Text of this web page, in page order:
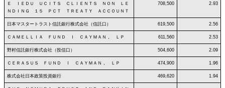
Ｅ ＩＥＤＵ ＵＣＩＴＳ ＣＬＩＥＮＴＳ ＮＯＮ ＬＥ
ＮＤＩＮＧ １５ ＰＣＴ ＴＲＥＡＴＹ ＡＣＣＯＵＮＴ
708,500 2.93
日本マスタートラスト信託銀行株式会社（信託口） 619,500 2.56
ＣＡＭＥＬＬＩＡ ＦＵＮＤ Ｉ ＣＡＹＭＡＮ， ＬＰ 611,560 2.53
野村信託銀行株式会社（投信口） 504,600 2.09
ＣＥＲＡＳＵＳ ＦＵＮＤ Ⅰ ＣＡＹＭＡＮ， ＬＰ 474,900 1.96
株式会社日本政策投資銀行 469,620 1.94